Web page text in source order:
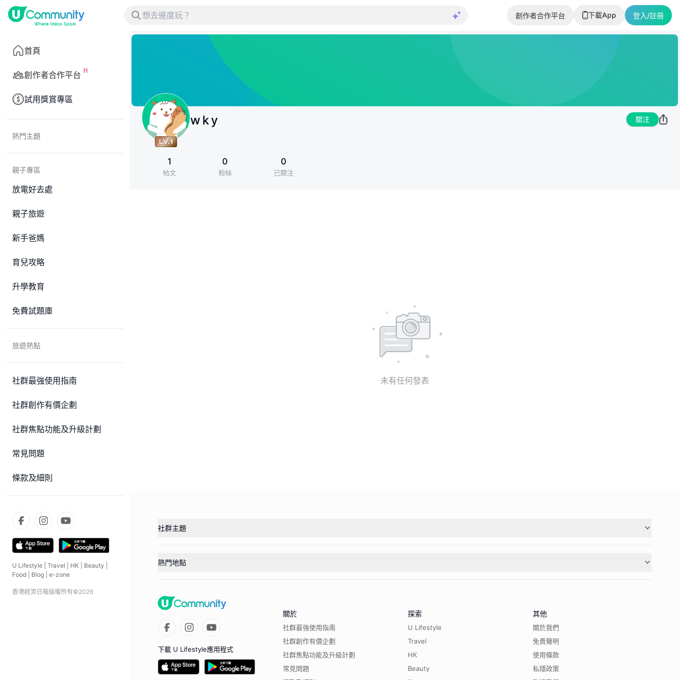
創作者合作平台 下載App 登入/註冊
首頁
創作者合作平台
試用獎賞專區
熱門主題
親子專區
放電好去處
親子旅遊
新手爸媽
育兒攻略
升學教育
免費試題庫
旅遊熱點
社群最強使用指南
社群創作有價企劃
社群焦點功能及升級計劃
常見問題
條款及細則
U Lifestyle Travel HK Beauty
Food
Blog e-zone
香港經濟日報版權所有©2026
w k y 關注
1
帖文
0
粉絲
0
已關注
未有任何發表
社群主題
熱門地點
下載 U Lifestyle應用程式
關於
社群最強使用指南
社群創作有價企劃
社群焦點功能及升級計劃
常見問題
探索
U Lifestyle
Travel
HK
Beauty
其他
關於我們
免責聲明
使用條款
私隱政策